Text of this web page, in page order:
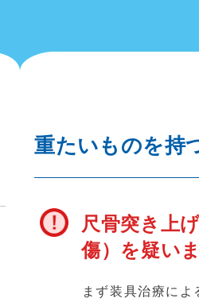
重たいものを持
尺骨突き上
傷）を疑いま
まず装具治療によ